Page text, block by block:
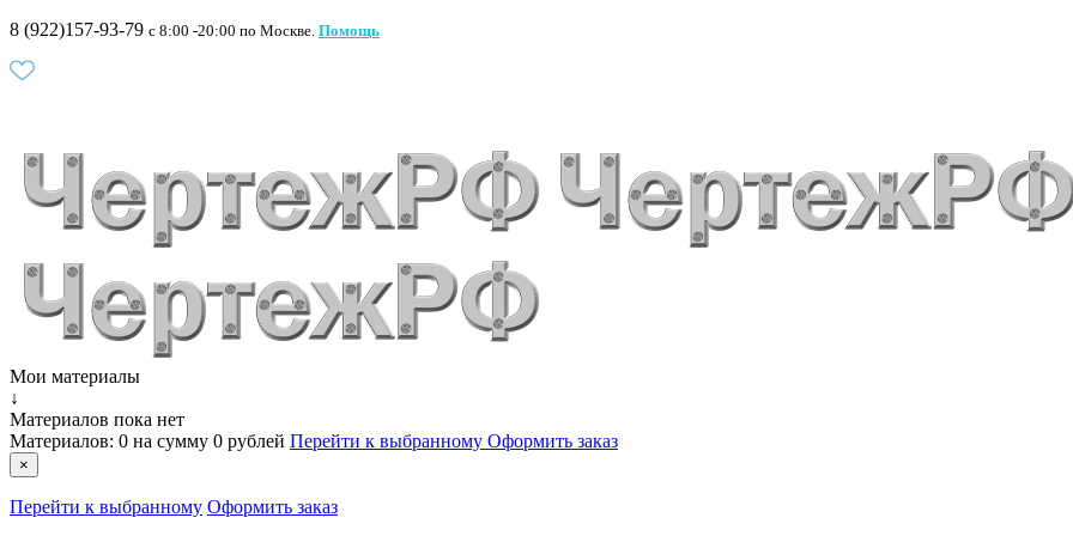
8 (922)157-93-79 c 8:00 -20:00 по Москве. Помощь
Мои материалы
↓
Материалов пока нет
Материалов: 0 на сумму 0 рублей Перейти к выбранному Оформить заказ
×
Перейти к выбранному Оформить заказ